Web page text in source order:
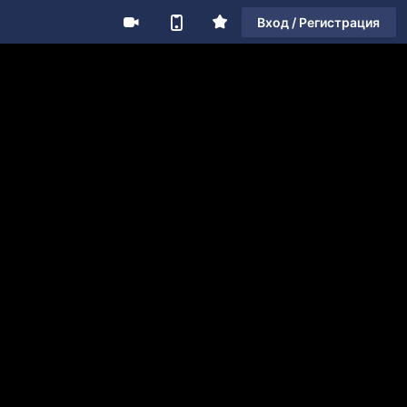
Вход / Регистрация